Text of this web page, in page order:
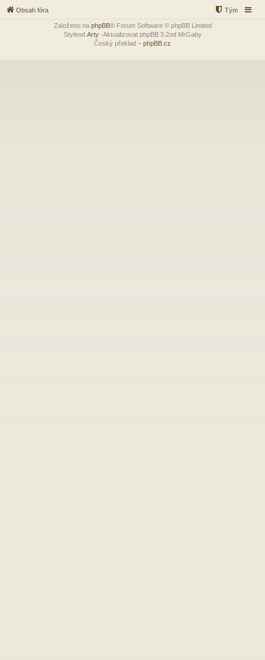
Obsah fóra Tým
Založeno na phpBB® Forum Software © phpBB Limited
Styleod Arty-Aktualizovat phpBB 3.2od MrGaby
Český překlad – phpBB.cz